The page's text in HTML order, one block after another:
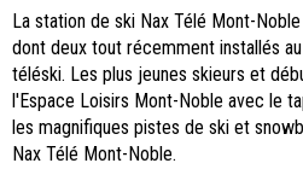
La station de ski Nax Télé Mont-
dont deux tout récemment installés
téléski. Les plus jeunes skieurs et
l'Espace Loisirs Mont-Noble avec le
les magnifiques pistes de ski et
Nax Télé Mont-Noble.